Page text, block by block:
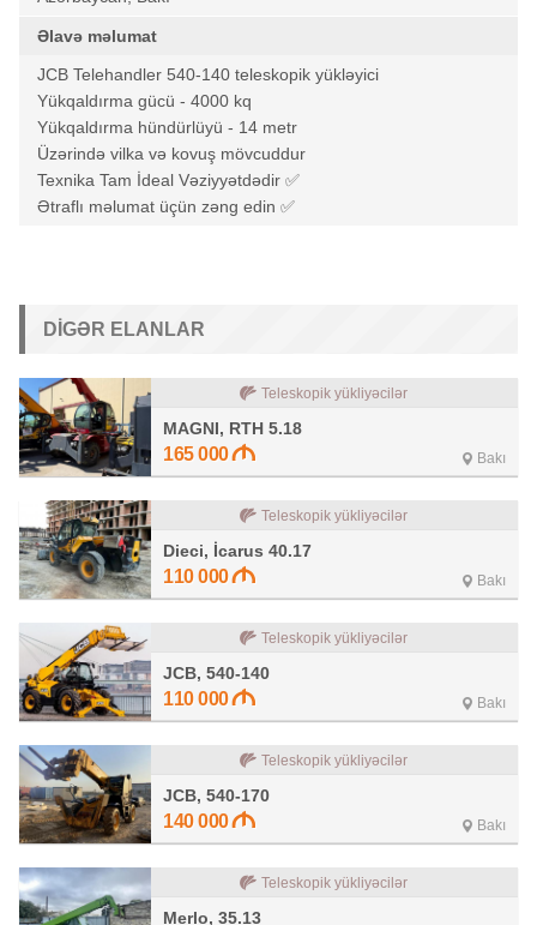
Əlavə məlumat
JCB Telehandler 540-140 teleskopik yükləyici
Yükqaldırma gücü - 4000 kq
Yükqaldırma hündürlüyü - 14 metr
Üzərində vilka və kovuş mövcuddur
Texnika Tam İdeal Vəziyyətdədir ✅
Ətraflı məlumat üçün zəng edin ✅
DIGƏR ELANLAR
Teleskopik yükliyəcilər
MAGNI, RTH 5.18
165 000 Bakı
Teleskopik yükliyəcilər
Dieci, İcarus 40.17
110 000 Bakı
Teleskopik yükliyəcilər
JCB, 540-140
110 000 Bakı
Teleskopik yükliyəcilər
JCB, 540-170
140 000 Bakı
Teleskopik yükliyəcilər
Merlo, 35.13